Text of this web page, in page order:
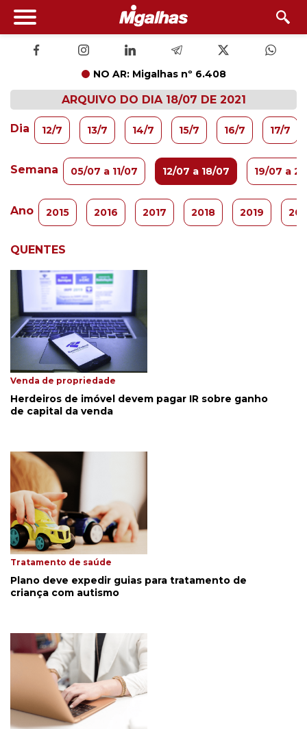
NO AR: Migalhas nº 6.408
ARQUIVO DO DIA 18/07 DE 2021
Dia 12/7 13/7 14/7 15/7 16/7 17/7
Semana 05/07 a 11/07 12/07 a 18/07 19/07 a
Ano 2015 2016 2017 2018 2019
QUENTES
Venda de propriedade
Herdeiros de imóvel devem pagar IR sobre ganho
de capital da venda
Tratamento de saúde
Plano deve expedir guias para tratamento de
criança com autismo